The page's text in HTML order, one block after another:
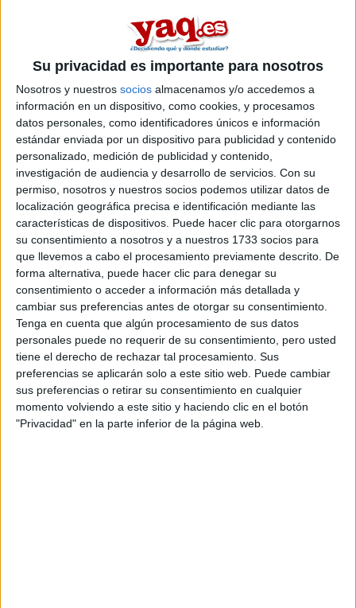
Su privacidad es importante para nosotros
Nosotros y nuestros socios almacenamos y/o accedemos a
información en un dispositivo, como cookies, y procesamos
datos personales, como identificadores únicos e información
estándar enviada por un dispositivo para publicidad y contenido
personalizado, medición de publicidad y contenido,
investigación de audiencia y desarrollo de servicios. Con su
permiso, nosotros y nuestros socios podemos utilizar datos de
localización geográfica precisa e identificación mediante las
características de dispositivos. Puede hacer clic para otorgarnos
su consentimiento a nosotros y a nuestros 1733 socios para
que llevemos a cabo el procesamiento previamente descrito. De
forma alternativa, puede hacer clic para denegar su
consentimiento o acceder a información más detallada y
cambiar sus preferencias antes de otorgar su consentimiento.
Tenga en cuenta que algún procesamiento de sus datos
personales puede no requerir de su consentimiento, pero usted
tiene el derecho de rechazar tal procesamiento. Sus
preferencias se aplicarán solo a este sitio web. Puede cambiar
sus preferencias o retirar su consentimiento en cualquier
momento volviendo a este sitio y haciendo clic en el botón
"Privacidad" en la parte inferior de la página web.
Doble Grado en Ingeniería Informática + Ingeniería Robótica e
Máster Universitario en Ciberseguridad
Máster Universitario en Ciencia de Datos
Máster Universitario en Inteligencia Artificial con AWS
Máster Universitario en Tecnologías Disruptivas para la Industria
¡Síguenos en Facebook!